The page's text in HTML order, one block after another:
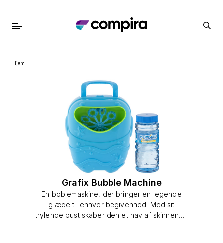
Hjem
Grafix Bubble Machine
En boblemaskine, der bringer en legende
glæde til enhver begivenhed. Med sit
trylende pust skaber den et hav af skinnende